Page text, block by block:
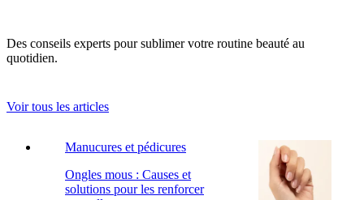
Des conseils experts pour sublimer votre routine beauté au
quotidien.
Voir tous les articles
Manucures et pédicures
Ongles mous : Causes et
solutions pour les renforcer